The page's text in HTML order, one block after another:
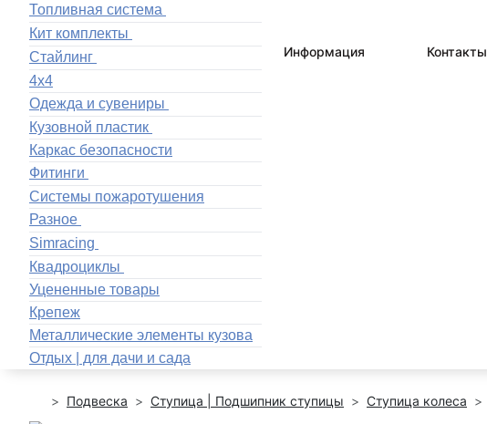
Топливная система
Кит комплекты
Стайлинг
4x4
Одежда и сувениры
Кузовной пластик
Каркас безопасности
Фитинги
Системы пожаротушения
Разное
Simracing
Квадроциклы
Уцененные товары
Крепеж
Металлические элементы кузова
Отдых | для дачи и сада
Информация Контакты
Подвеска Ступица | Подшипник ступицы Ступица колеса